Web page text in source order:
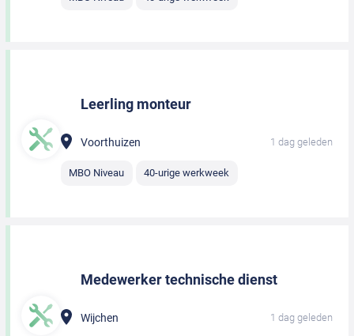
Leerling monteur
Voorthuizen 1 dag geleden
MBO Niveau 40-urige werkweek
Medewerker technische dienst
Wijchen 1 dag geleden